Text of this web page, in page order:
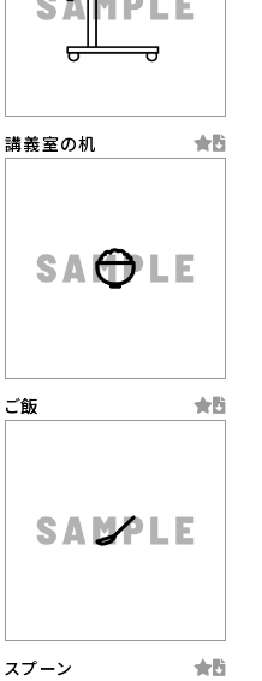
講義室の机
ご飯
スプーン